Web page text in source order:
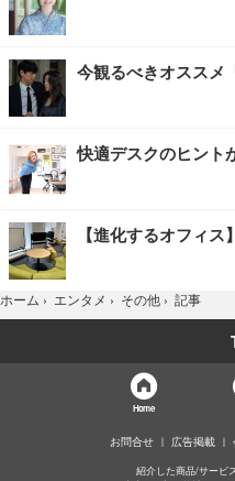
今観るべきオススメ
快適デスクのヒント
【進化するオフィス】
ホーム › エンタメ › その他 › 記事
Home
お問合せ 広告掲載
紹介した商品/サービ